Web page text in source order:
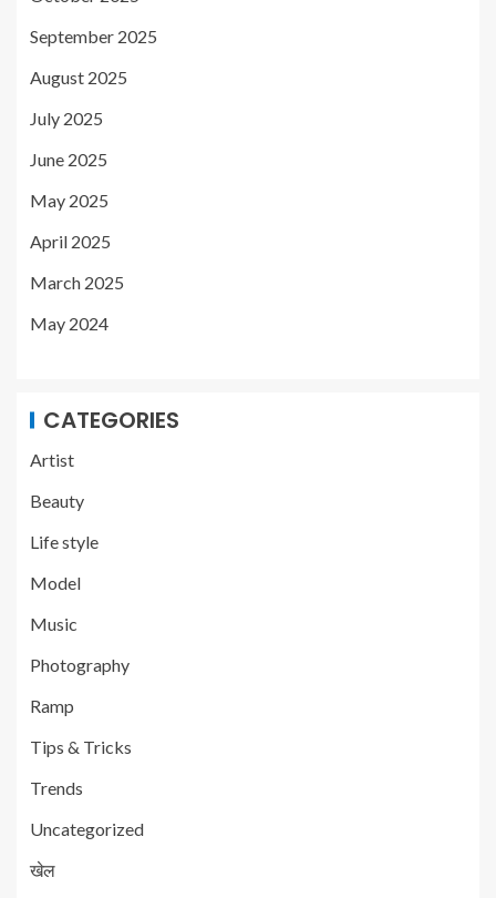
September 2025
August 2025
July 2025
June 2025
May 2025
April 2025
March 2025
May 2024
CATEGORIES
Artist
Beauty
Life style
Model
Music
Photography
Ramp
Tips & Tricks
Trends
Uncategorized
खेल